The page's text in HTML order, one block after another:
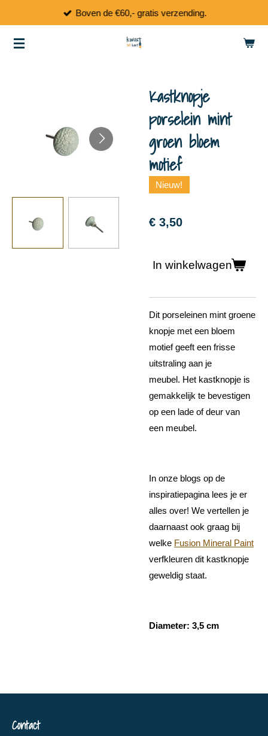
naar
Boven de €60,- gratis verzending.
Kastknopje
porselein mint
groen bloem
motief
Nieuw!
€ 3,50
In winkelwagen
Dit porseleinen mint groene
knopje met een bloem
motief geeft een frisse
uitstraling aan je
meubel. Het kastknopje is
gemakkelijk te bevestigen
op een lade of deur van
een meubel.
In onze blogs op de
inspiratiepagina lees je er
alles over! We vertellen je
daarnaast ook graag bij
welke Fusion Mineral Paint
verfkleuren dit kastknopje
geweldig staat.
Diameter: 3,5 cm
Contact